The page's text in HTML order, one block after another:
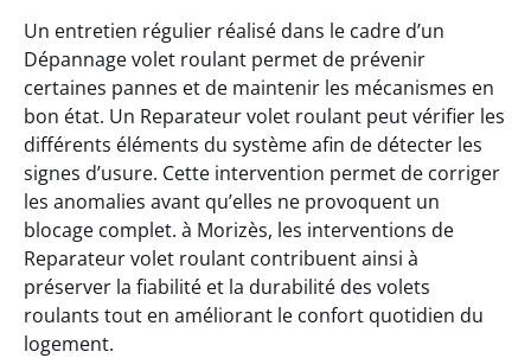
Un entretien régulier réalisé dans le cadre d’un
Dépannage volet roulant permet de prévenir
certaines pannes et de maintenir les mécanismes en
bon état. Un Reparateur volet roulant peut vérifier les
différents éléments du système afin de détecter les
signes d’usure. Cette intervention permet de corriger
les anomalies avant qu’elles ne provoquent un
blocage complet. à Morizès, les interventions de
Reparateur volet roulant contribuent ainsi à
préserver la fiabilité et la durabilité des volets
roulants tout en améliorant le confort quotidien du
logement.